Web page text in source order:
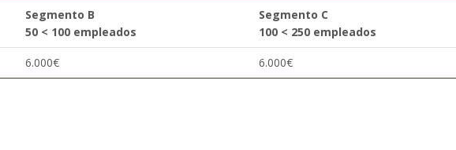
Segmento B
50 < 100 empleados
Segmento C
100 < 250 empleados
6.000€ 6.000€